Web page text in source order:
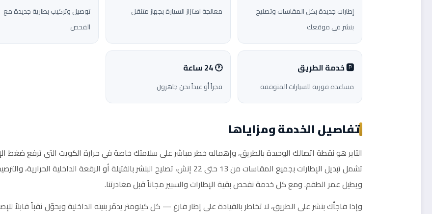
إطارات جديدة بكل المقاسات وتصليح
بنشر في موقعك
معالجة اهتزاز السيارة بجهاز متنقل
توصيل وتركيب بطارية جديدة مع
الفحص
🅿️ خدمة الطريق
مساعدة فورية للسيارات المتوقفة
🕐 24 ساعة
فجراً أو عيداً نحن جاهزون
تفاصيل الخدمة ومزاياها
التاير هو نقطة اتصالك الوحيدة بالطريق، وإهماله خطر مباشر على سلامتك خاصة في حرارة الكويت التي ترفع ضغط
تشمل تبديل الإطارات بجميع المقاسات من 13 حتى 22 إنش، تصليح البنشر بالفتيلة أو الرقعة
ويطيل عمر الطقم. ومع كل خدمة نفحص بقية الإطارات والسبير مجاناً قبل مغادرتنا.
وإذا فاجأك بنشر على الطريق، لا تخاطر بالقيادة على إطار فارغ — كل كيلومتر يدمّر بنيته الداخلية ويحوّل ثقباً قابلاً